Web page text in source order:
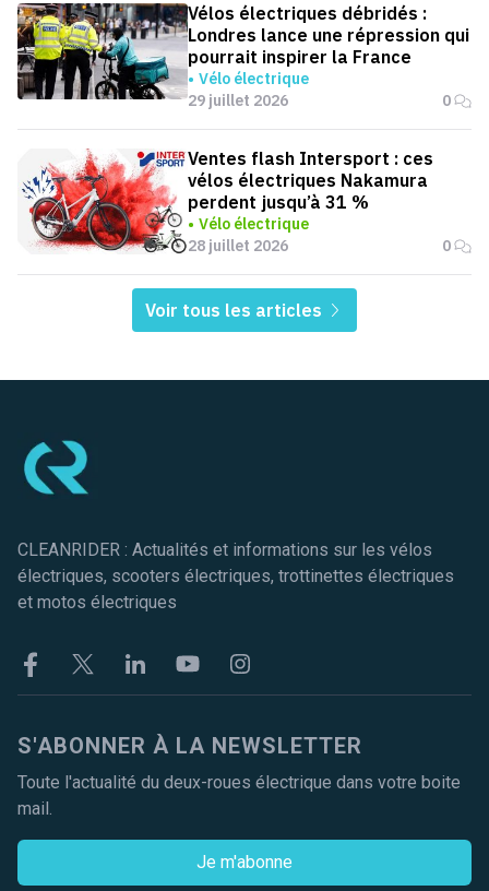
Vélos électriques débridés :
Londres lance une répression qui
pourrait inspirer la France
Vélo électrique
29 juillet 2026
0
Ventes flash Intersport : ces
vélos électriques Nakamura
perdent jusqu’à 31 %
Vélo électrique
28 juillet 2026
0
Voir tous les articles
CLEANRIDER : Actualités et informations sur les vélos
électriques, scooters électriques, trottinettes électriques
et motos électriques
FacebookTwitter LinkekinYoutubeInstagram
S'ABONNER À LA NEWSLETTER
Toute l'actualité du deux-roues électrique dans votre boite
mail.
Je m'abonne